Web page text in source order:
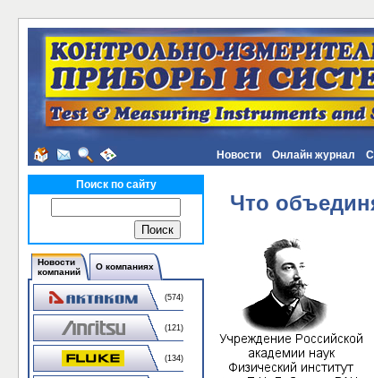
Новости Онлайн журнал
Поиск по сайту
Новости
компаний
О компаниях
(574)
(121)
(134)
Что